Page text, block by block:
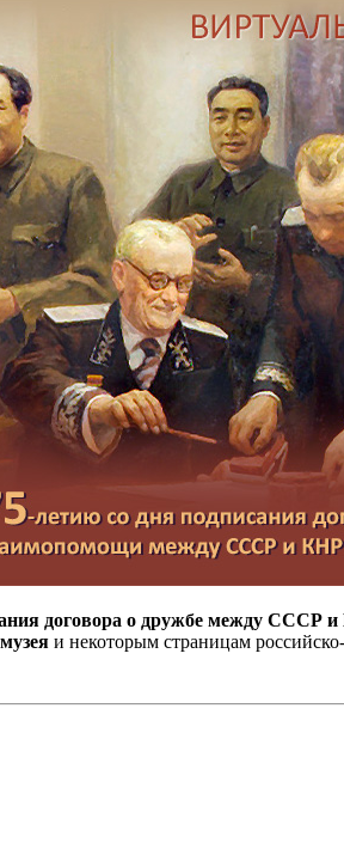
договора о дружбе между СССР
и некоторым страницам